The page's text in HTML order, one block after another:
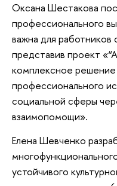
Оксана Шестакова
профессионального
важна для
представив проект
комплексное
профессионального
социальной сферы
взаимопомощи».
Елена Шевченко
устойчивого